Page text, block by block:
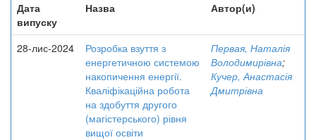
Дата
випуску
Назва Автор(и)
28-лис-2024
Розробка взуття з
енергетичною системою
накопичення енергії.
Кваліфікаційна робота
на здобуття другого
(магістерського) рівня
вищої освіти
Первая, Наталія
Володимирівна;
Кучер, Анастасія
Дмитрівна